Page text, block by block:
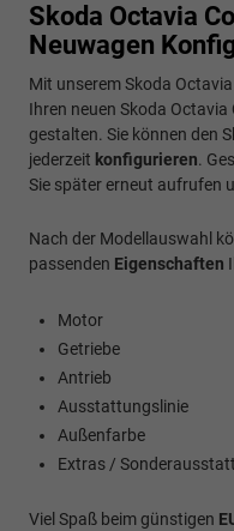
Skoda Octavia
Neuwagen
Mit unserem Skoda
Ihren neuen Skoda Octavia
gestalten. Sie können den
jederzeit konfigurieren.
Sie später erneut aufrufen
Nach der Modellauswahl
passenden Eigenschaften
Motor
Getriebe
Antrieb
Ausstattungslinie
Außenfarbe
Extras /
Viel Spaß beim günstigen